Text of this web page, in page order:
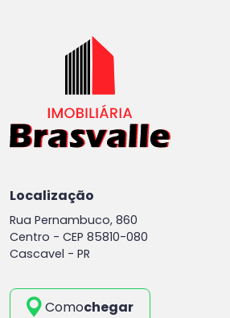
Localização
Rua Pernambuco, 860
Centro - CEP 85810-080
Cascavel - PR
Comochegar